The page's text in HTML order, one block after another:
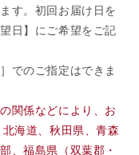
す。初回お届け日を
日】にご希望をご記
でのご指定はできま
関係などにより、お
海道、秋田県、青森
、福島県（双葉郡・